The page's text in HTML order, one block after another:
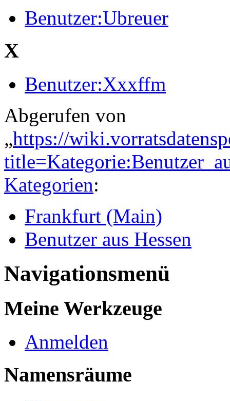
Benutzer:Ubreuer
X
Benutzer:Xxxffm
Abgerufen von
„https://
Kategorien:
Frankfurt (Main)
Benutzer aus Hessen
Navigationsmenü
Meine Werkzeuge
Anmelden
Namensräume